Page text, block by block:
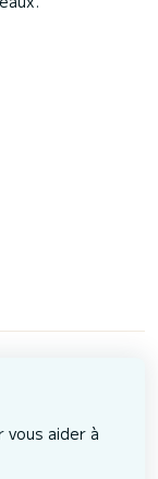
aider à